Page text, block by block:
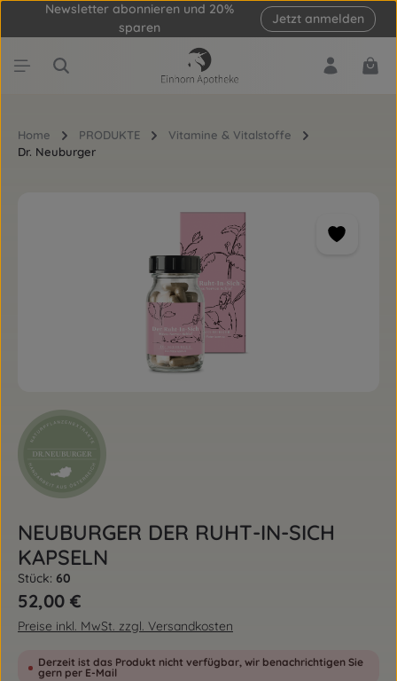
Zum Hauptinhalt springen
Newsletter abonnieren und 20%
sparen
Jetzt anmelden
Home PRODUKTE
Vitamine & Vitalstoffe
Dr. Neuburger
NEUBURGER DER RUHT-IN-SICH
KAPSELN
Stück: 60
Regulärer Preis:
52,00 €
Preise inkl. MwSt. zzgl. Versandkosten
Derzeit ist das Produkt nicht verfügbar, wir benachrichtigen Sie
gern per E-Mail